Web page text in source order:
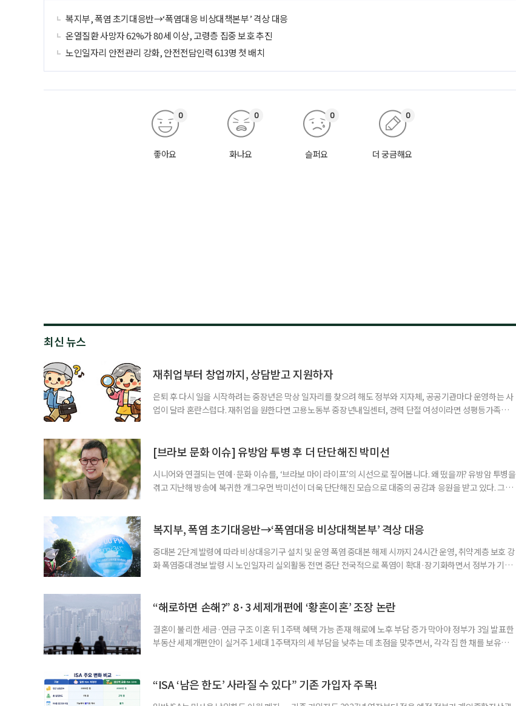
복지부, 폭염 초기대응반→‘폭염대응 비상대책본부’ 격상 대응
온열질환 사망자 62%가 80세 이상, 고령층 집중 보호 추진
노인일자리 안전관리 강화, 안전전담인력 613명 첫 배치
좋아요
0
화나요
0
슬퍼요
0
더 궁금해요
0
최신 뉴스
재취업부터 창업까지, 상담받고 지원하자
은퇴 후 다시 일을 시작하려는 중장년은 막상 일자리를 찾으려 해도 정부와 지자체, 공공기관마다 운영하는 사
업이 달라 혼란스럽다. 재취업을 원한다면 고용노동부 중장년내일센터, 경력 단절 여성이라면 성평등가족부
준비부터 구직 수당까지 고용노동부 국민취업지원제도 구직활동이 쉽지 않은 사람을 위한 제도다. 개인별 취
업 지원 계획을 세
[브라보 문화 이슈] 유방암 투병 후 더 단단해진 박미선
시니어와 연결되는 연예·문화 이슈를, ‘브라보 마이 라이프’의 시선으로 짚어봅니다. 왜 떴을까? 유방암 투병을
겪고 지난해 방송에 복귀한 개그우먼 박미선이 더욱 단단해진 모습으로 대중의 공감과 응원을 받고 있다. 그러
까. 오랜 방송 생활 뒤 전해진 투병 소식 박미선은 재치 있는 말솜씨와 공감 능력으로
복지부, 폭염 초기대응반→‘폭염대응 비상대책본부’ 격상 대응
중대본 2단계 발령에 따라 비상대응기구 설치 및 운영 폭염 중대본 해제 시까지 24시간 운영, 취약계층 보호 강
화 폭염중대경보 발령 시 노인일자리 실외활동 전면 중단 전국적으로 폭염이 확대·장기화하면서 정부가 기존
책본부(중대본) 2단계(심각)가 발령된 이후에도 폭염이 전국적으로 확대되고 장기화한 데 따른 것이다. 기존에
“해로하면 손해?” 8·3 세제개편에 ‘황혼이혼’ 조장 논란
결혼이 불리한 세금·연금 구조 이혼 뒤 1주택 혜택 가능 존재 해로에 노후 부담 증가 막아야 정부가 3일 발표한
부동산 세제개편안이 실거주 1세대 1주택자의 세 부담을 낮추는 데 초점을 맞추면서, 각각 집 한 채를 보유한
부가 각자 집 한 채씩을 보유하면 한 세대가 두 채를 가진 것으로 보지만, 실제 이혼해 주거와 생계를 분
“ISA ‘남은 한도’ 사라질 수 있다” 기존 가입자 주목!